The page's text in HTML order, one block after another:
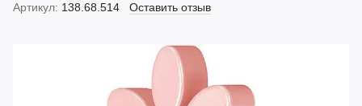
Артикул: 138.68.514 Оставить отзыв